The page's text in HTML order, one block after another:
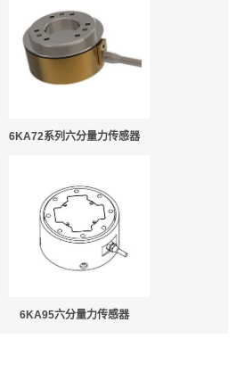
6KA72系列六分量力传感器
6KA95六分量力传感器